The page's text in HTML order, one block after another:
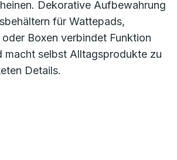
Dekorative Aufbewahrung
für Wattepads,
Boxen verbindet Funktion
macht selbst Alltagsprodukte zu
Details.